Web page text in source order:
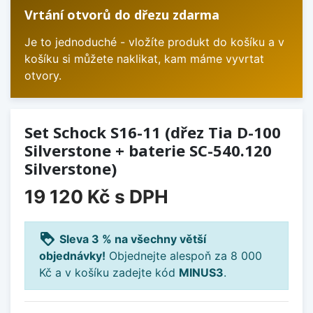
Vrtání otvorů do dřezu zdarma
Je to jednoduché - vložíte produkt do košíku a v
košíku si můžete naklikat, kam máme vyvrtat
otvory.
Set Schock S16-11 (dřez Tia D-100
Silverstone + baterie SC-540.120
Silverstone)
19 120 Kč s DPH
loyalty Sleva 3 % na všechny větší
objednávky! Objednejte alespoň za 8 000
Kč a v košíku zadejte kód MINUS3.